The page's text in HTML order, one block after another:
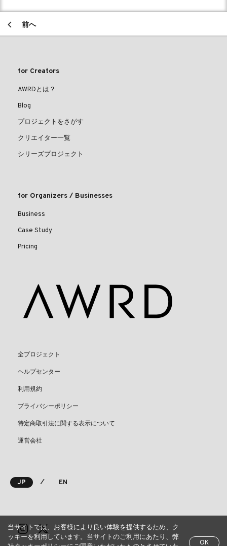
前へ
for Creators
AWRDとは？
Blog
プロジェクトをさがす
クリエイター一覧
シリーズプロジェクト
for Organizers / Businesses
Business
Case Study
Pricing
全プロジェクト
ヘルプセンター
利用規約
プライバシーポリシー
特定商取引法に関する表示について
運営会社
JP ⁄ EN
当サイトでは、お客様により良い体験を提供するため、ク
ッキーを利用しています。当サイトのご利用にあたり、弊
OK